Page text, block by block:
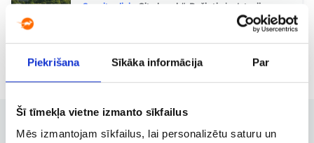
Piekrišana Sīkāka informācija Par
Šī tīmekļa vietne izmanto sīkfailus
Mēs izmantojam sīkfailus, lai personalizētu saturu un
Savaitgaliai „City break“ Pažintinės Istorija
nuo203 €